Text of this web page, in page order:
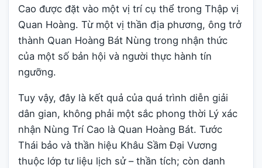
Cao được đặt vào một vị trí cụ thể trong Thập vị
Quan Hoàng. Từ một vị thần địa phương, ông trở
thành Quan Hoàng Bát Nùng trong nhận thức
của một số bản hội và người thực hành tín
ngưỡng.
Tuy vậy, đây là kết quả của quá trình diễn giải
dân gian, không phải một sắc phong thời Lý xác
nhận Nùng Trí Cao là Quan Hoàng Bát. Tước
Thái bảo và thần hiệu Khâu Sầm Đại Vương
thuộc lớp tư liệu lịch sử – thần tích; còn danh